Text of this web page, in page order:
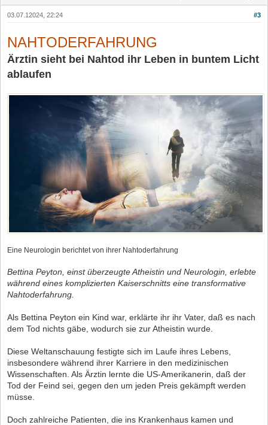
#3
03.07.12024, 22:24
NAHTODERFAHRUNG
Ärztin sieht bei Nahtod ihr Leben in buntem Licht
ablaufen
Eine Neurologin berichtet von ihrer Nahtoderfahrung
Bettina Peyton, einst überzeugte Atheistin und Neurologin, erlebte
während eines komplizierten Kaiserschnitts eine transformative
Nahtoderfahrung.
Als Bettina Peyton ein Kind war, erklärte ihr ihr Vater, daß es nach
dem Tod nichts gäbe, wodurch sie zur Atheistin wurde.
Diese Weltanschauung festigte sich im Laufe ihres Lebens,
insbesondere während ihrer Karriere in den medizinischen
Wissenschaften. Als Ärztin lernte die US-Amerikanerin, daß der
Tod der Feind sei, gegen den um jeden Preis gekämpft werden
müsse.
Doch zahlreiche Patienten, die ins Krankenhaus kamen und